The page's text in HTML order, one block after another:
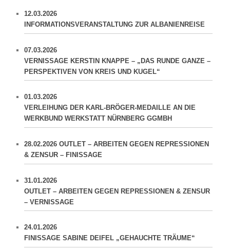
12.03.2026
INFORMATIONSVERANSTALTUNG ZUR ALBANIENREISE
07.03.2026
VERNISSAGE KERSTIN KNAPPE – „DAS RUNDE GANZE –
PERSPEKTIVEN VON KREIS UND KUGEL“
01.03.2026
VERLEIHUNG DER KARL-BRÖGER-MEDAILLE AN DIE
WERKBUND WERKSTATT NÜRNBERG GGMBH
28.02.2026 OUTLET – ARBEITEN GEGEN REPRESSIONEN
& ZENSUR – FINISSAGE
31.01.2026
OUTLET – ARBEITEN GEGEN REPRESSIONEN & ZENSUR
– VERNISSAGE
24.01.2026
FINISSAGE SABINE DEIFEL „GEHAUCHTE TRÄUME“